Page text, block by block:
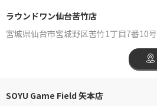
ラウンドワン仙台苦竹店
宮城県仙台市宮城野区苦竹1丁目7番10号
SOYU Game Field 矢本店